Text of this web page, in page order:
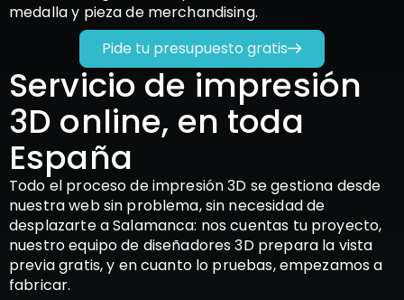
medalla y pieza de merchandising.
Pide tu presupuesto gratis
Servicio de impresión
3D online, en toda
España
Todo el proceso de impresión 3D se gestiona desde
nuestra web sin problema, sin necesidad de
desplazarte a Salamanca: nos cuentas tu proyecto,
nuestro equipo de diseñadores 3D prepara la vista
previa gratis, y en cuanto lo pruebas, empezamos a
fabricar.